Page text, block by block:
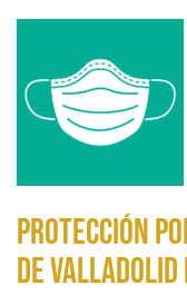
protección
de Valladolid